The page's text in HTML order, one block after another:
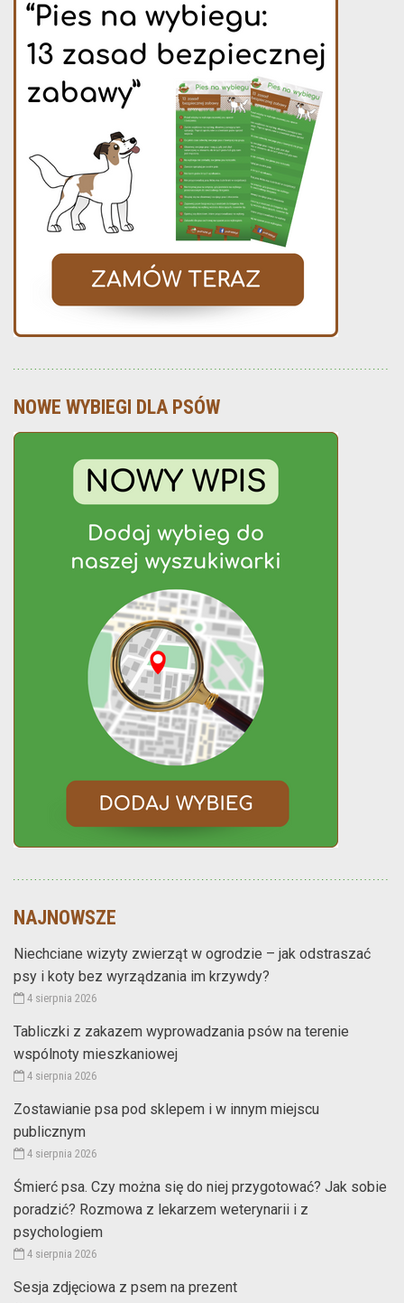
NOWE WYBIEGI DLA PSÓW
NAJNOWSZE
Niechciane wizyty zwierząt w ogrodzie – jak odstraszać
psy i koty bez wyrządzania im krzywdy?
4 sierpnia 2026
Tabliczki z zakazem wyprowadzania psów na terenie
wspólnoty mieszkaniowej
4 sierpnia 2026
Zostawianie psa pod sklepem i w innym miejscu
publicznym
4 sierpnia 2026
Śmierć psa. Czy można się do niej przygotować? Jak sobie
poradzić? Rozmowa z lekarzem weterynarii i z
psychologiem
4 sierpnia 2026
Sesja zdjęciowa z psem na prezent